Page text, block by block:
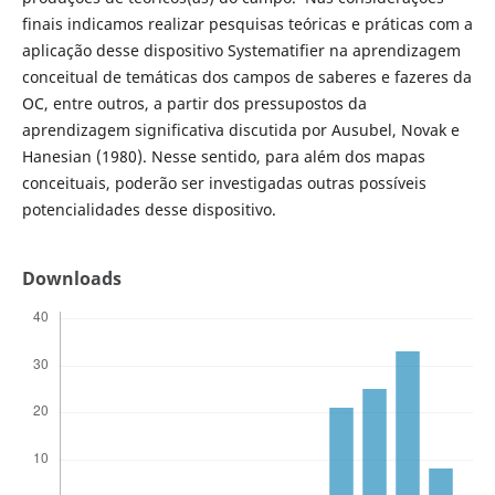
finais indicamos realizar pesquisas teóricas e práticas com a
aplicação desse dispositivo Systematifier na aprendizagem
conceitual de temáticas dos campos de saberes e fazeres da
OC, entre outros, a partir dos pressupostos da
aprendizagem significativa discutida por Ausubel, Novak e
Hanesian (1980). Nesse sentido, para além dos mapas
conceituais, poderão ser investigadas outras possíveis
potencialidades desse dispositivo.
Downloads